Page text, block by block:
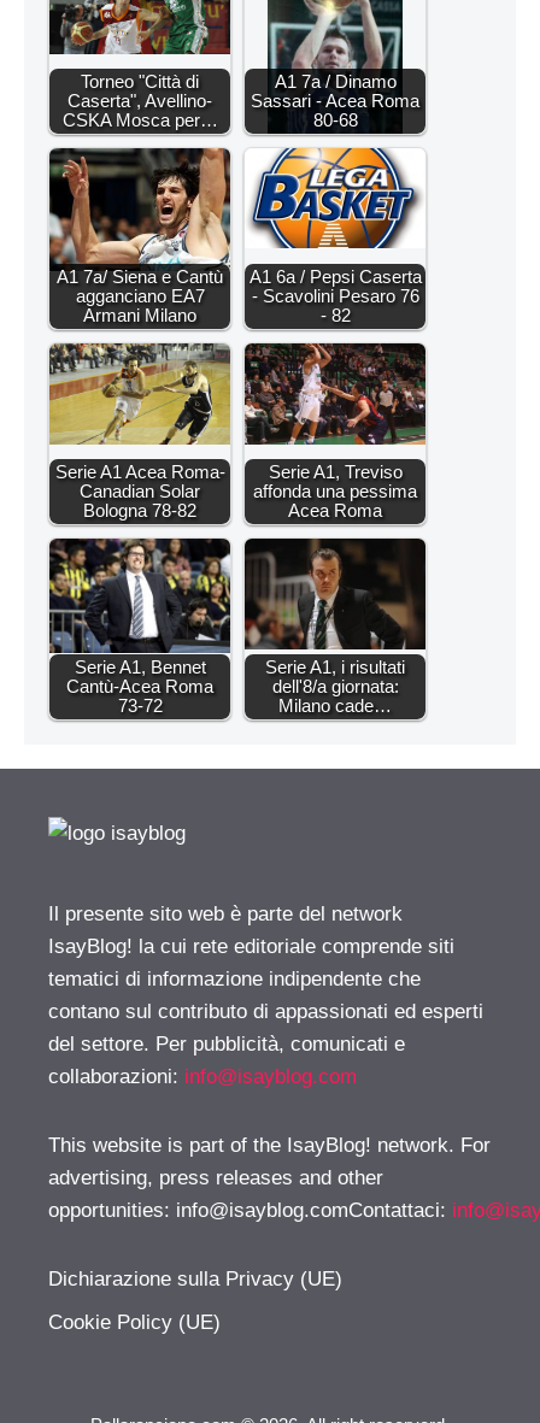
Torneo "Città di
Caserta", Avellino-
CSKA Mosca per…
A1 7a / Dinamo
Sassari - Acea Roma
80-68
A1 7a/ Siena e Cantù
agganciano EA7
Armani Milano
A1 6a / Pepsi Caserta
- Scavolini Pesaro 76
- 82
Serie A1 Acea Roma-
Canadian Solar
Bologna 78-82
Serie A1, Treviso
affonda una pessima
Acea Roma
Serie A1, Bennet
Cantù-Acea Roma
73-72
Serie A1, i risultati
dell'8/a giornata:
Milano cade…
Il presente sito web è parte del network
IsayBlog! la cui rete editoriale comprende siti
tematici di informazione indipendente che
contano sul contributo di appassionati ed esperti
del settore. Per pubblicità, comunicati e
collaborazioni: info@isayblog.com
This website is part of the IsayBlog! network. For
advertising, press releases and other
opportunities: info@isayblog.comContattaci:
Dichiarazione sulla Privacy (UE)
Cookie Policy (UE)